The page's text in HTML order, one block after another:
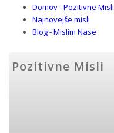
Domov - Pozitivne Misli
Najnovejše misli
Blog - Mislim Nase
Pozitivne Misli